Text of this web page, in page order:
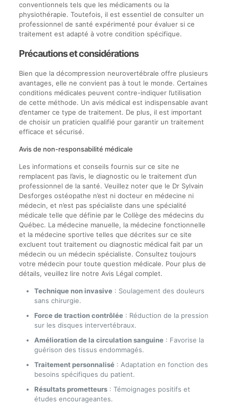
conventionnels tels que les médicaments ou la
physiothérapie. Toutefois, il est essentiel de consulter un
professionnel de santé expérimenté pour évaluer si ce
traitement est adapté à votre condition spécifique.
Précautions et considérations
Bien que la décompression neurovertébrale offre plusieurs
avantages, elle ne convient pas à tout le monde. Certaines
conditions médicales peuvent contre-indiquer l’utilisation
de cette méthode. Un avis médical est indispensable avant
d’entamer ce type de traitement. De plus, il est important
de choisir un praticien qualifié pour garantir un traitement
efficace et sécurisé.
Avis de non-responsabilité médicale
Les informations et conseils fournis sur ce site ne
remplacent pas l’avis, le diagnostic ou le traitement d’un
professionnel de la santé. Veuillez noter que le Dr Sylvain
Desforges ostéopathe n’est ni docteur en médecine ni
médecin, et n’est pas spécialiste dans une spécialité
médicale telle que définie par le Collège des médecins du
Québec. La médecine manuelle, la médecine fonctionnelle
et la médecine sportive telles que décrites sur ce site
excluent tout traitement ou diagnostic médical fait par un
médecin ou un médecin spécialiste. Consultez toujours
votre médecin pour toute question médicale. Pour plus de
détails, veuillez lire notre Avis Légal complet.
Technique non invasive: Soulagement des douleurs
sans chirurgie.
Force de traction contrôlée: Réduction de la pression
sur les disques intervertébraux.
Amélioration de la circulation sanguine: Favorise la
guérison des tissus endommagés.
Traitement personnalisé: Adaptation en fonction des
besoins spécifiques du patient.
Résultats prometteurs: Témoignages positifs et
études encourageantes.